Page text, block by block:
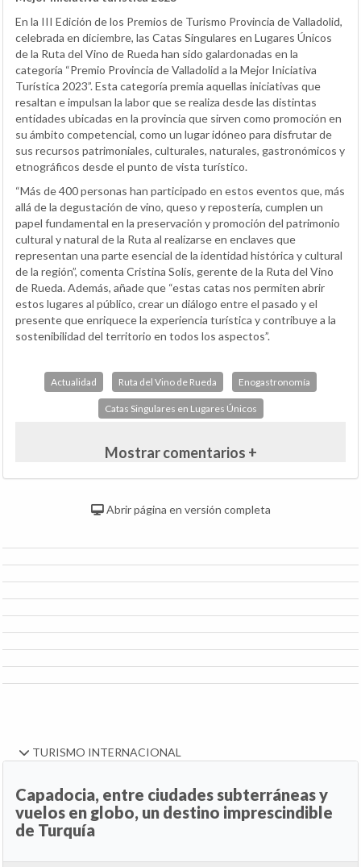
En la III Edición de los Premios de Turismo Provincia de Valladolid,
celebrada en diciembre, las Catas Singulares en Lugares Únicos
de la Ruta del Vino de Rueda han sido galardonadas en la
categoría “Premio Provincia de Valladolid a la Mejor Iniciativa
Turística 2023”. Esta categoría premia aquellas iniciativas que
resaltan e impulsan la labor que se realiza desde las distintas
entidades ubicadas en la provincia que sirven como promoción en
su ámbito competencial, como un lugar idóneo para disfrutar de
sus recursos patrimoniales, culturales, naturales, gastronómicos y
etnográficos desde el punto de vista turístico.
“Más de 400 personas han participado en estos eventos que, más
allá de la degustación de vino, queso y repostería, cumplen un
papel fundamental en la preservación y promoción del patrimonio
cultural y natural de la Ruta al realizarse en enclaves que
representan una parte esencial de la identidad histórica y cultural
de la región”, comenta Cristina Solís, gerente de la Ruta del Vino
de Rueda. Además, añade que “estas catas nos permiten abrir
estos lugares al público, crear un diálogo entre el pasado y el
presente que enriquece la experiencia turística y contribuye a la
sostenibilidad del territorio en todos los aspectos”.
Actualidad Ruta del Vino de Rueda Enogastronomía
Catas Singulares en Lugares Únicos
Mostrar comentarios +
Abrir página en versión completa
TURISMO INTERNACIONAL
Capadocia, entre ciudades subterráneas y
vuelos en globo, un destino imprescindible
de Turquía